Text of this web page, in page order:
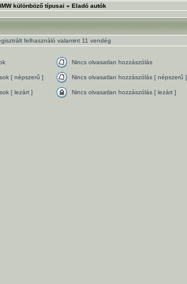
különböző típusai » Eladó autók
felhasználó valamint 11 vendég
Nincs olvasatlan hozzászólás
[ népszerű ] Nincs olvasatlan hozzászólás [ népszerű ]
[ lezárt ] Nincs olvasatlan hozzászólás [ lezárt ]